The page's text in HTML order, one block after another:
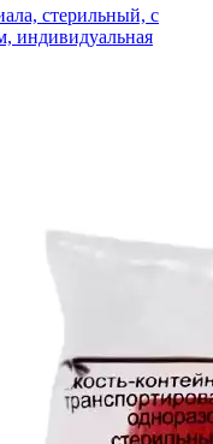
стерильный, с
индивидуальная